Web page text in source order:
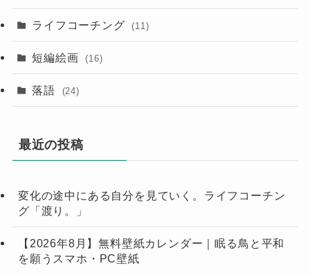
ライフコーチング (11)
短編絵画 (16)
落語 (24)
最近の投稿
変化の途中にある自分を見ていく。ライフコーチン
グ「渡り。」
【2026年8月】無料壁紙カレンダー｜眠る鳥と平和
を願うスマホ・PC壁紙